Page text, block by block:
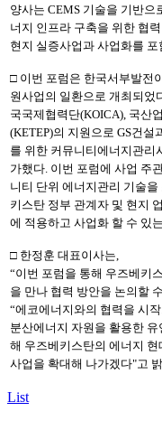
양사는 CEMS 기술을 기반으
너지 인프라 구축을 위한 협
현지 실증사업과 사업화를
□ 이번 포럼은 한국서부발전
원사업의 일환으로 개최되었
국국제협력단(KOICA), 국산
(KETEP)의 지원으로 GS건
를 위한 커뮤니티에너지관리
가했다. 이번 포럼에 사업 주
니티 단위 에너지관리 기술
키스탄 정부 관계자 및 현지
에 적용하고 사업화 할 수 있
□ 한정훈 대표이사는,
“이번 포럼을 통해 우즈베키
을 만나 협력 방안을 논의할
“에코에너지와의 협력을 시
분산에너지 자원을 활용한
해 우즈베키스탄의 에너지
사업을 확대해 나가겠다"고
List